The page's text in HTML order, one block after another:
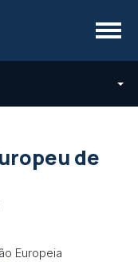
Menu
de
Europeia